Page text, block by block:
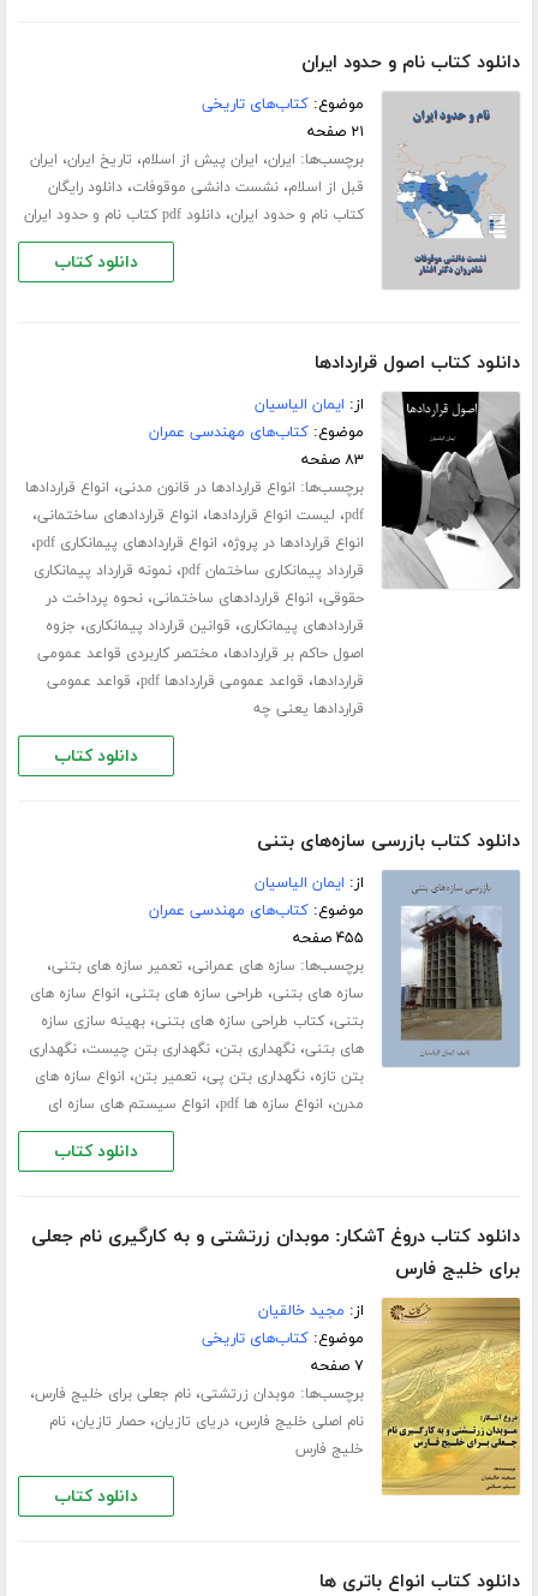
دانلود کتاب نام و حدود ایران
موضوع:کتاب‌های تاریخی
۲۱ صفحه
برچسب‌ها: ایران، ایران پیش از اسلام، تاریخ ایران، ایران
قبل از اسلام،نشست دانشی موقوفات،دانلود رایگان
کتاب نام و حدود ایران،دانلود pdf کتاب نام و حدود ایران
دانلود کتاب
دانلود کتاب اصول قراردادها
از: ایمان الیاسیان
موضوع:کتاب‌های مهندسی عمران
۸۳ صفحه
برچسب‌ها: انواع قراردادها در قانون مدنی، انواع قراردادها
pdf، لیست انواع قراردادها، انواع قراردادهای ساختمانی،
انواع قراردادها در پروژه، انواع قراردادهای پیمانکاری pdf ،
قرارداد پیمانکاری ساختمان pdf ،نمونه قرارداد پیمانکاری
حقوقی، انواع قراردادهای ساختمانی،نحوه پرداخت در
قراردادهای پیمانکاری، قوانین قرارداد پیمانکاری، جزوه
اصول حاکم بر قراردادها، مختصر کاربردی قواعد عمومی
قراردادها، قواعد عمومی قراردادها pdf ، قواعد عمومی
قراردادها یعنی چه
دانلود کتاب
دانلود کتاب بازرسی سازه‌های بتنی
از: ایمان الیاسیان
موضوع:کتاب‌های مهندسی عمران
۴۵۵ صفحه
برچسب‌ها: سازه های عمرانی، تعمیر سازه های بتنی،
سازه های بتنی، طراحی سازه های بتنی، انواع سازه های
بتنی،کتاب طراحی سازه های بتنی،بهینه سازی سازه
های بتنی،نگهداری بتن،نگهداری بتن چیست،نگهداری
بتن تازه،نگهداری بتن پی، تعمیر بتن، انواع سازه های
مدرن، انواع سازه ها pdf ، انواع سیستم های سازه ای
دانلود کتاب
دانلود کتاب دروغ آشکار: موبدان زرتشتی و به کارگیری نام جعلی
برای خلیج فارس
از: مجید خالقیان
موضوع:کتاب‌های تاریخی
۷ صفحه
برچسب‌ها: موبدان زرتشتی،نام جعلی برای خلیج فارس،
نام اصلی خلیج فارس،دریای تازیان،حصار تازیان،نام
خلیج فارس
دانلود کتاب
دانلود کتاب انواع باتری ها